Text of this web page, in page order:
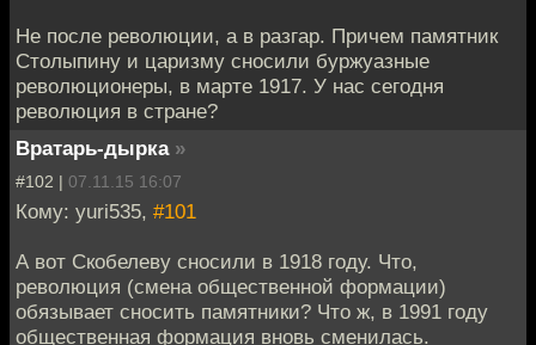
Не после революции, а в разгар. Причем памятник
Столыпину и царизму сносили буржуазные
революционеры, в марте 1917. У нас сегодня
революция в стране?
Вратарь-дырка »
#102 | 07.11.15 16:07
Кому: yuri535, #101
А вот Скобелеву сносили в 1918 году. Что,
революция (смена общественной формации)
обязывает сносить памятники? Что ж, в 1991 году
общественная формация вновь сменилась.